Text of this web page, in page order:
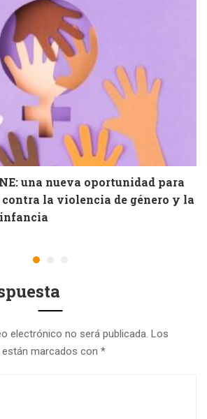
una nueva oportunidad para
la violencia de género y la
electrónico no será publicada. Los
marcados con *